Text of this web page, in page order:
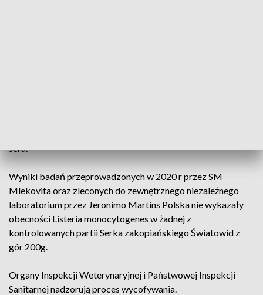
sera.
Wyniki badań przeprowadzonych w 2020 r przez SM
Mlekovita oraz zleconych do zewnętrznego niezależnego
laboratorium przez Jeronimo Martins Polska nie wykazały
obecności Listeria monocytogenes w żadnej z
kontrolowanych partii Serka zakopiańskiego Światowid z
gór 200g.
Organy Inspekcji Weterynaryjnej i Państwowej Inspekcji
Sanitarnej nadzorują proces wycofywania.